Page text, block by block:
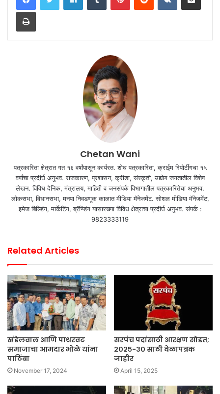
Print
Chetan Wani
पत्रकारिता क्षेत्रात गत १६ वर्षांपासून कार्यरत. शोध पत्रकारिता, क्राईम रिपोर्टींगचा १५
वर्षांचा प्रदीर्घ अनुभव. राजकारण, प्रशासन, क्रीडा, संस्कृती, उद्योग जगतातील विशेष
लेखन. विविध दैनिक, मंत्रालय, माहिती व जनसंपर्क विभागातील पत्रकारितेचा अनुभव.
लोकसभा, विधानसभा, मनपा निवडणूक काळात मीडिया मॅनेजमेंट. सोशल मीडिया मॅनेजमेंट,
इमेज बिल्डिंग, मार्केटिंग, ब्रॅण्डिंग यासारख्या विविध क्षेत्राचा प्रदीर्घ अनुभव. संपर्क :
9823333119
Related Articles
खंडेलवाल आणि पाथरवट
समाजाचा आमदार भोळे यांना
पाठिंबा
November 17, 2024
सरपंच पदांसाठी आरक्षण सोडत;
२०२५-३० साठी वेळापत्रक
जाहीर
April 15, 2025